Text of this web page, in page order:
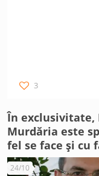
3
În exclusivitate,
Murdăria este
fel se face și cu
24/10